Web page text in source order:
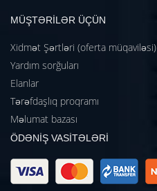
MÜŞTƏRİLƏR ÜÇÜN
Xidmət Şərtləri (oferta müqaviləsi)
Yardım sorğuları
Elanlar
Tərəfdaşlıq proqramı
Məlumat bazası
ÖDƏNİŞ VASİTƏLƏRİ